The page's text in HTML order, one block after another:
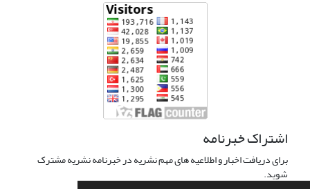
اشتراک خبرنامه
برای دریافت اخبار و اطلاعیه های مهم نشریه در خبرنامه نشریه مشترک
شوید.